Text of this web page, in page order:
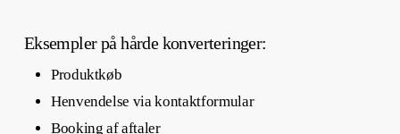
Eksempler på hårde konverteringer:
Produktkøb
Henvendelse via kontaktformular
Booking af aftaler